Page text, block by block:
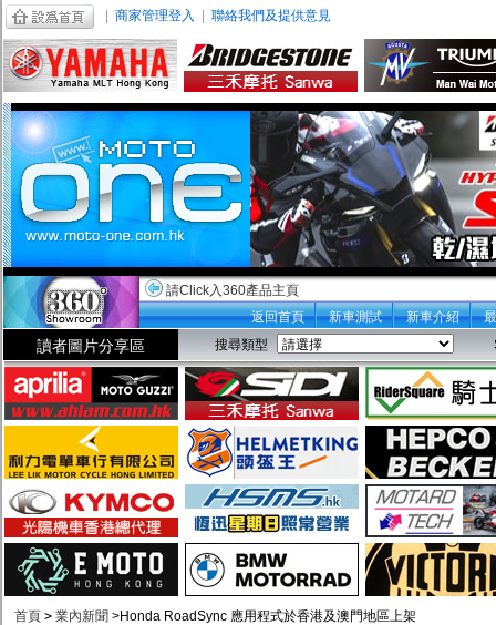
商家管理登入 聯絡我們及提供意見
請Click入360產品主頁
返回首頁
新車測試 新車介紹
讀者圖片分享區 搜尋類型
首頁 > 業內新聞 >Honda RoadSync 應用程式於香港及澳門地區上架